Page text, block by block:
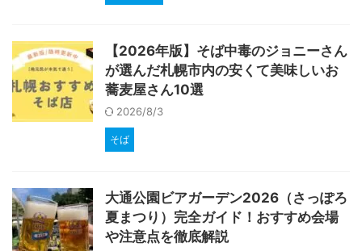
【2026年版】そば中毒のジョニーさん
が選んだ札幌市内の安くて美味しいお
蕎麦屋さん10選
2026/8/3
そば
大通公園ビアガーデン2026（さっぽろ
夏まつり）完全ガイド！おすすめ会場
や注意点を徹底解説